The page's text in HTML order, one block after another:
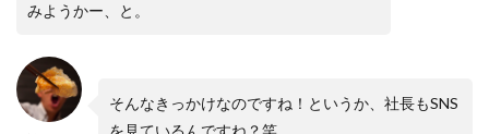
みようかー、と。
そんなきっかけなのですね！というか、社長もSNS